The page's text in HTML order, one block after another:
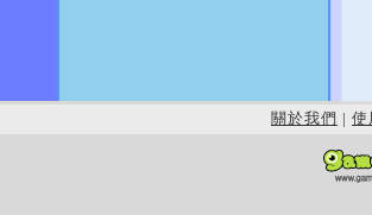
關於我們 | 使